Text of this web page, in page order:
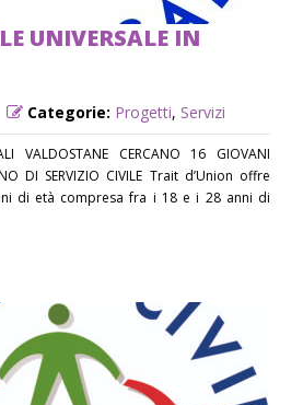
UNIVERSALE IN
Categorie: Progetti, Servizi
VALDOSTANE CERCANO 16 GIOVANI
DI SERVIZIO CIVILE Trait d’Union offre
di età compresa fra i 18 e i 28 anni di